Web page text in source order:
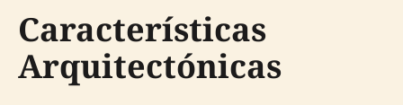
Características
Arquitectónicas